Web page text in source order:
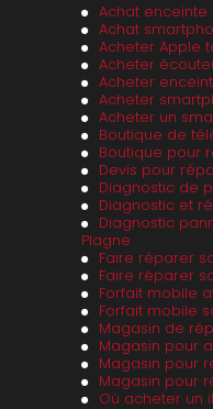
Achat
Achat
Acheter Apple
Acheter
Acheter
Acheter
Acheter un
Boutique de
Boutique pour
Devis pour
Diagnostic de
Diagnostic et
Diagnostic
Plagne
Faire réparer
Faire réparer
Forfait mobile
Forfait mobile
Magasin de
Magasin pour
Magasin pour
Magasin pour
Où acheter un